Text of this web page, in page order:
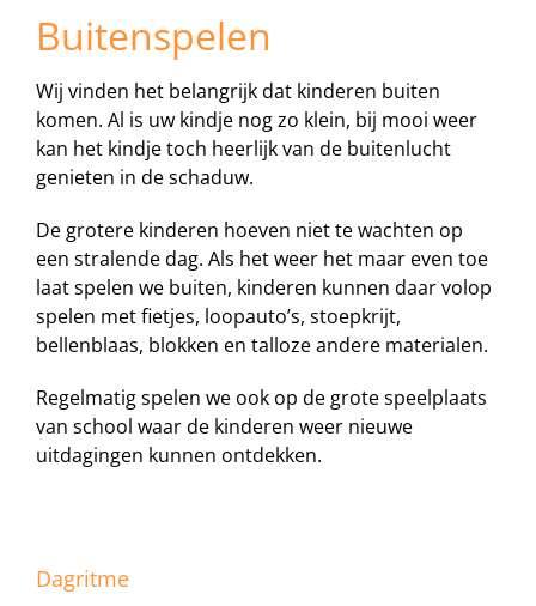
Buitenspelen
Wij vinden het belangrijk dat kinderen buiten
komen. Al is uw kindje nog zo klein, bij mooi weer
kan het kindje toch heerlijk van de buitenlucht
genieten in de schaduw.
De grotere kinderen hoeven niet te wachten op
een stralende dag. Als het weer het maar even toe
laat spelen we buiten, kinderen kunnen daar volop
spelen met fietjes, loopauto’s, stoepkrijt,
bellenblaas, blokken en talloze andere materialen.
Regelmatig spelen we ook op de grote speelplaats
van school waar de kinderen weer nieuwe
uitdagingen kunnen ontdekken.
Dagritme